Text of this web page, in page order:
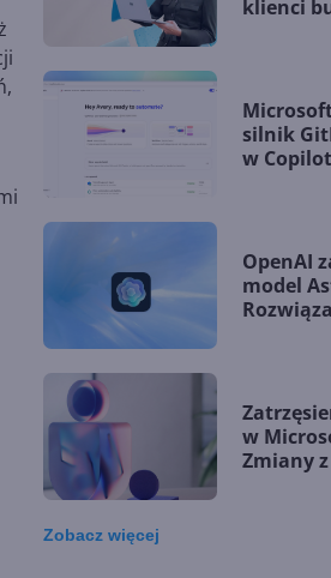
klienci
silnik
w
OpenAI
model
w
Zmiany
Zobaczwięcej